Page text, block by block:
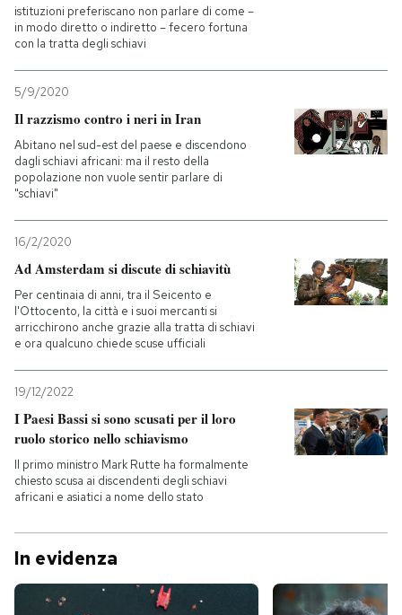
istituzioni preferiscano non parlare di come –
in modo diretto o indiretto – fecero fortuna
con la tratta degli schiavi
5/9/2020
Il razzismo contro i neri in Iran
Abitano nel sud-est del paese e discendono
dagli schiavi africani: ma il resto della
popolazione non vuole sentir parlare di
"schiavi"
16/2/2020
Ad Amsterdam si discute di schiavitù
Per centinaia di anni, tra il Seicento e
l'Ottocento, la città e i suoi mercanti si
arricchirono anche grazie alla tratta di schiavi
e ora qualcuno chiede scuse ufficiali
19/12/2022
I Paesi Bassi si sono scusati per il loro
ruolo storico nello schiavismo
Il primo ministro Mark Rutte ha formalmente
chiesto scusa ai discendenti degli schiavi
africani e asiatici a nome dello stato
In evidenza